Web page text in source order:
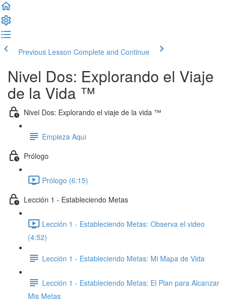
Previous Lesson Complete and Continue
Nivel Dos: Explorando el Viaje
de la Vida ™
Nivel Dos: Explorando el viaje de la vida ™
Empieza Aqui
Prólogo
Prólogo (6:15)
Lección 1 - Estableciendo Metas
Lección 1 - Estableciendo Metas: Observa el video
(4:52)
Lección 1 - Estableciendo Metas: ​Mi Mapa de Vida
Lección 1 - Estableciendo Metas: ​El Plan para Alcanzar
Mis Metas